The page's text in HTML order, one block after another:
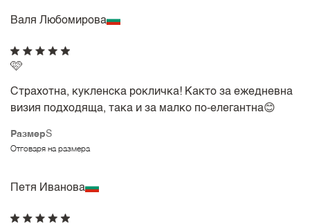
Валя Любомирова
РазмерS
Отговаря на размера
🩷
Страхотна, кукленска рокличка! Както за ежедневна
визия подходяща, така и за малко по-елегантна😊
Петя Иванова